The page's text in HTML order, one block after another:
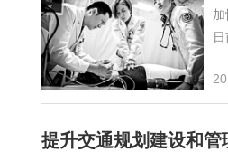
提升交通规划建设和管